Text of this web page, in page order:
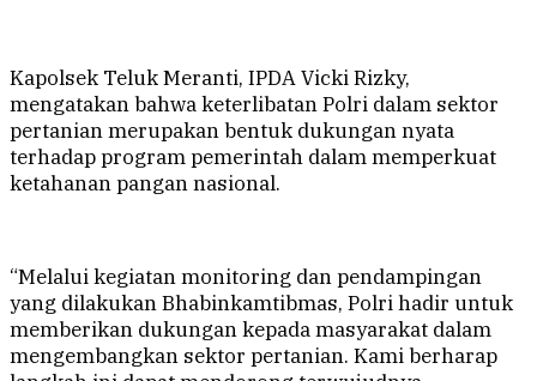
Kapolsek Teluk Meranti, IPDA Vicki Rizky,
mengatakan bahwa keterlibatan Polri dalam sektor
pertanian merupakan bentuk dukungan nyata
terhadap program pemerintah dalam memperkuat
ketahanan pangan nasional.
“Melalui kegiatan monitoring dan pendampingan
yang dilakukan Bhabinkamtibmas, Polri hadir untuk
memberikan dukungan kepada masyarakat dalam
mengembangkan sektor pertanian. Kami berharap